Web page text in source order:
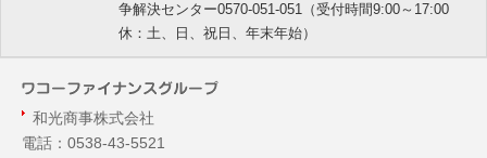
争解決センター0570-051-051（受付時間9:00～17:00
休：土、日、祝日、年末年始）
和光商事株式会社
電話：0538-43-5521